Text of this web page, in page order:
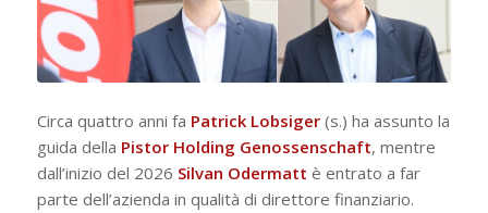
Circa quattro anni fa Patrick Lobsiger(s.) ha assunto la
guida della Pistor Holding Genossenschaft, mentre
dall’inizio del 2026 Silvan Odermatt è entrato a far
parte dell’azienda in qualità di direttore finanziario.